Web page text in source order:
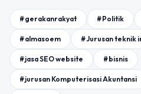
#gerakanrakyat #Politik
#almasoem #Jurusan teknik
#jasa SEO website #bisnis
#jurusan Komputerisasi Akuntansi